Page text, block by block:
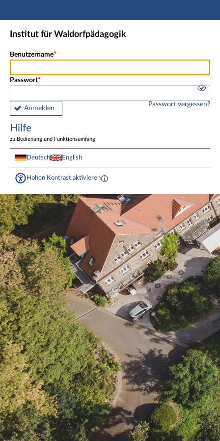
Hauptnavigation
Fußzeile
Institut für Waldorfpädagogik
Benutzername
Passwort
Anmelden
Passwort vergessen?
Hilfe
zu Bedienung und Funktionsumfang
Deutsch English
Hohen Kontrast aktivieren